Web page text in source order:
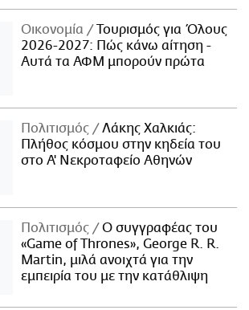
Οικονομία
Τουρισμός για Όλους
2026-2027: Πώς κάνω αίτηση -
Αυτά τα ΑΦΜ μπορούν πρώτα
Πολιτισμός
Λάκης Χαλκιάς:
Πλήθος κόσμου στην κηδεία του
στο Α' Νεκροταφείο Αθηνών
Πολιτισμός
Ο συγγραφέας του
«Game of Thrones», George R. R.
Martin, μιλά ανοιχτά για την
εμπειρία του με την κατάθλιψη